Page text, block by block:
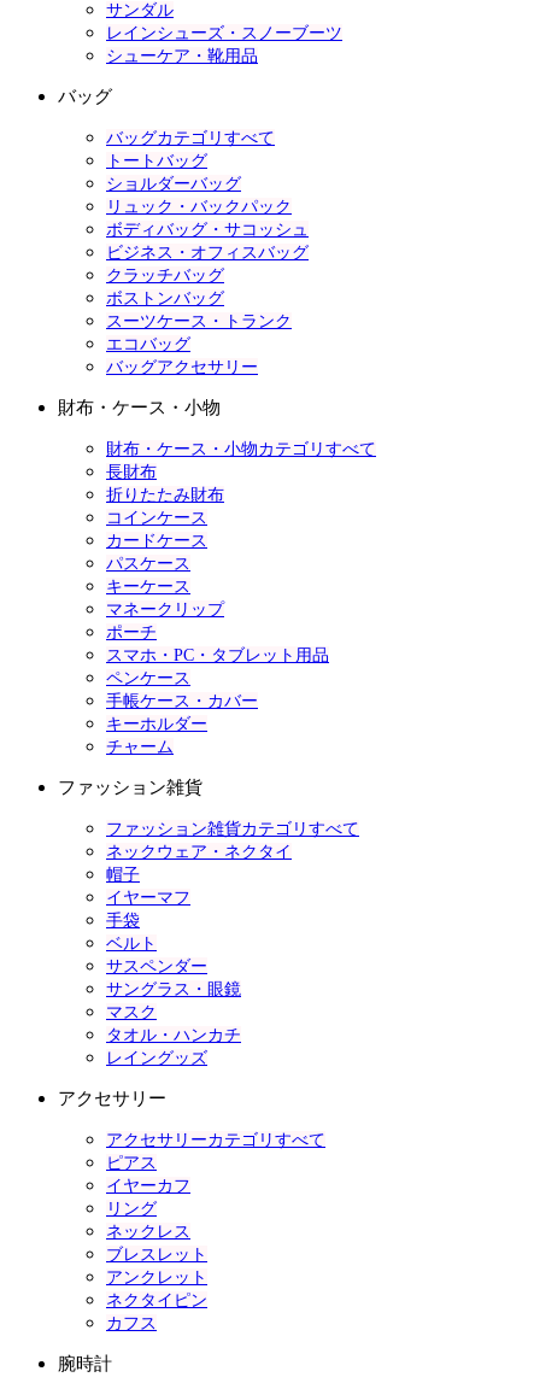
サンダル
レインシューズ・スノーブーツ
シューケア・靴用品
バッグ
バッグカテゴリすべて
トートバッグ
ショルダーバッグ
リュック・バックパック
ボディバッグ・サコッシュ
ビジネス・オフィスバッグ
クラッチバッグ
ボストンバッグ
スーツケース・トランク
エコバッグ
バッグアクセサリー
財布・ケース・小物
財布・ケース・小物カテゴリすべて
長財布
折りたたみ財布
コインケース
カードケース
パスケース
キーケース
マネークリップ
ポーチ
スマホ・PC・タブレット用品
ペンケース
手帳ケース・カバー
キーホルダー
チャーム
ファッション雑貨
ファッション雑貨カテゴリすべて
ネックウェア・ネクタイ
帽子
イヤーマフ
手袋
ベルト
サスペンダー
サングラス・眼鏡
マスク
タオル・ハンカチ
レイングッズ
アクセサリー
アクセサリーカテゴリすべて
ピアス
イヤーカフ
リング
ネックレス
ブレスレット
アンクレット
ネクタイピン
カフス
腕時計